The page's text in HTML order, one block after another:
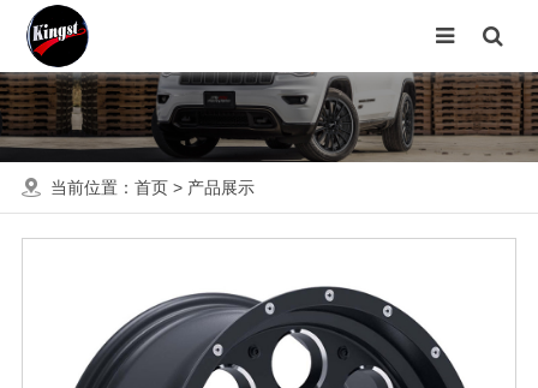
当前位置： 首页> 产品展示